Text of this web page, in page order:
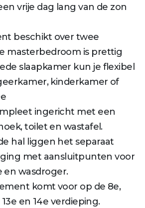
vrije dag lang van de zon
beschikt over twee
masterbedroom is prettig
slaapkamer kun je flexibel
kinderkamer of
ingericht met een
toilet en wastafel.
hal liggen het separaat
met aansluitpunten voor
en wasdroger.
komt voor op de 8e,
13e en 14e verdieping.